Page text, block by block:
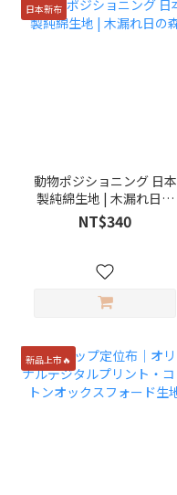
日本新布
動物ポジショニング 日本
製純綿生地 | 木漏れ日の
森
NT$340
新品上市🔥